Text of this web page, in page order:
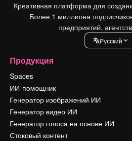
Креативная платформа для
Более 1 миллиона
предприятий,
Pусский
Продукция
Spaces
ИИ-помощник
Генератор изображений ИИ
Генератор видео ИИ
Генератор голоса на основе ИИ
Стоковый контент